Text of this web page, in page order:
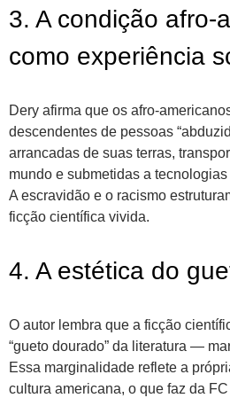
3. A condição afro-
como experiência
Dery afirma que os afro-
descendentes de pessoas
arrancadas de suas terras,
mundo e submetidas a
A escravidão e o racismo
ficção científica vivida.
4. A estética do
O autor lembra que a ficção
“gueto dourado” da literatura —
Essa marginalidade reflete a
cultura americana, o que faz da